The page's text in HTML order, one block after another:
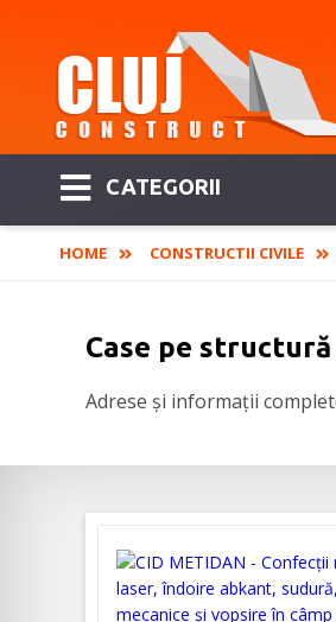
CATEGORII
HOME CONSTRUCTII CIVILE
Case pe
Adrese și informații